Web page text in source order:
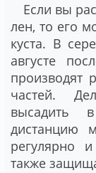
Если вы
лен, то его
куста. В
августе
производят
частей.
высадить
дистанцию
регулярно
также